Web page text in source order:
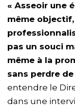
« Asseoir une
même
pas un souci
même à la
sans perdre
entendre le
dans une